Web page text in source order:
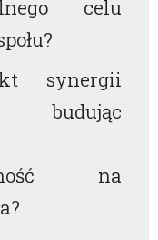
celu
synergii
na